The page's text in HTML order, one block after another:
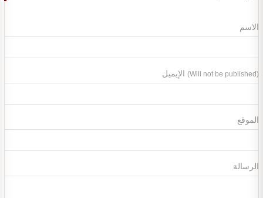
الاسم
(Will not be published)
الموقع
الرسالة